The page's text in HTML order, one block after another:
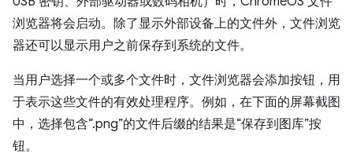
浏览器将会启动。除了显示外部设备上的文件外，文件浏览
器还可以显示用户之前保存到系统的文件。
当用户选择一个或多个文件时，文件浏览器会添加按钮，用
于表示这些文件的有效处理程序。例如，在下面的屏幕截图
中，选择包含“.png”的文件后缀的结果是“保存到图库”按
钮。